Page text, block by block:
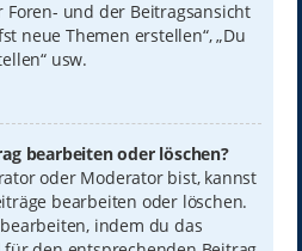
Foren- und der Beitragsansicht
neue Themen erstellen“, „Du
usw.
bearbeiten oder löschen?
oder Moderator bist, kannst
bearbeiten oder löschen.
indem du das